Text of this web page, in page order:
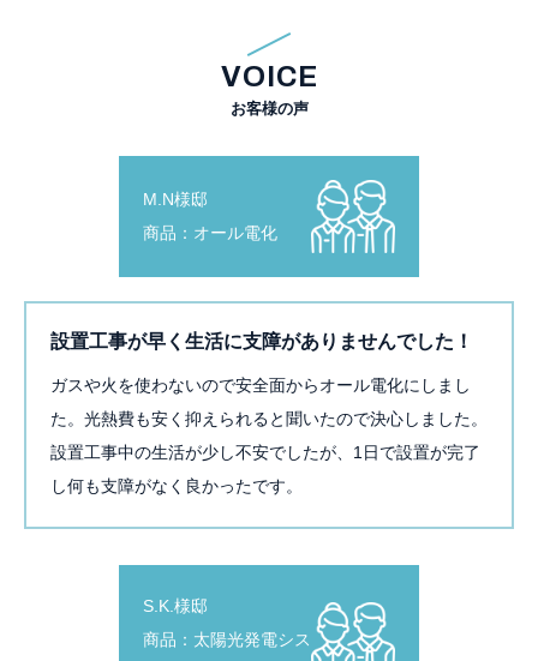
VOICE
お客様の声
設置工事が早く生活に支障がありませんでした！
ガスや火を使わないので安全面からオール電化にしまし
た。光熱費も安く抑えられると聞いたので決心しました。
設置工事中の生活が少し不安でしたが、1日で設置が完了
し何も支障がなく良かったです。
M.N様邸
商品：オール電化
S.K.様邸
商品：太陽光発電シス